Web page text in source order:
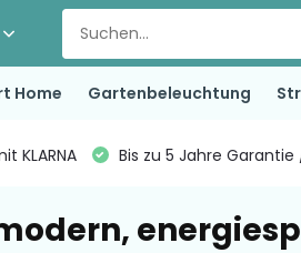
Home Gartenbeleuchtung
KLARNA Bis zu 5 Jahre